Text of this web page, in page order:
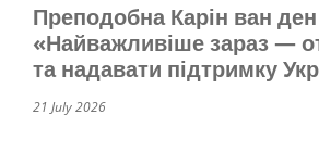
Преподобна Карін ван
«Найважливіше зараз —
та надавати підтримку
21 July 2026